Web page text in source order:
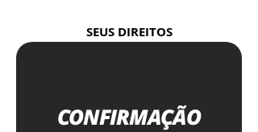
SEUS DIREITOS
CONFIRMAÇÃO